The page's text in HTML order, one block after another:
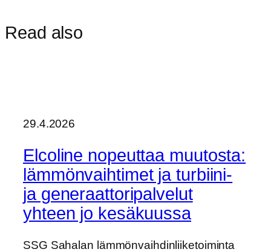
Read also
29.4.2026
Elcoline nopeuttaa muutosta:
lämmönvaihtimet ja turbiini-
ja generaattoripalvelut
yhteen jo kesäkuussa
SSG Sahalan lämmönvaihdinliiketoiminta